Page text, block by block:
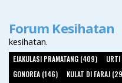
Forum Kesihatan
kesihatan.
EJAKULASI PRAMATANG (409)
GONOREA (146)
KULAT DI FARAJ